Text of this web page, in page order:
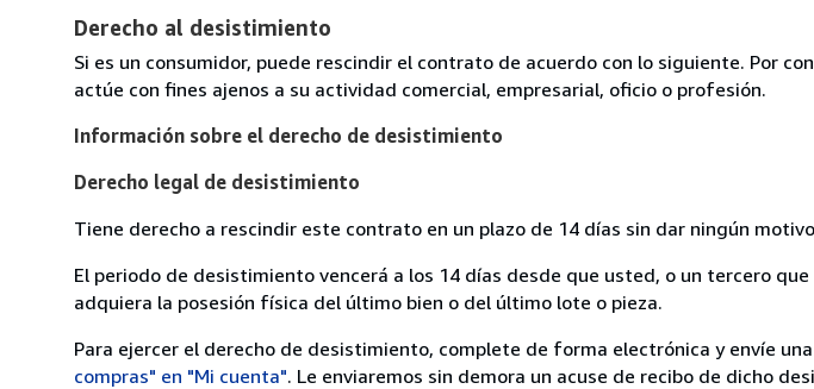
Derecho al desistimiento
Si es un consumidor, puede rescindir el contrato de acuerdo con lo siguiente. Por
actúe con fines ajenos a su actividad comercial, empresarial, oficio o profesión.
Información sobre el derecho de desistimiento
Derecho legal de desistimiento
Tiene derecho a rescindir este contrato en un plazo de 14 días sin dar ningún
El periodo de desistimiento vencerá a los 14 días desde que usted, o un tercero
adquiera la posesión física del último bien o del último lote o pieza.
Para ejercer el derecho de desistimiento, complete de forma electrónica y envíe
compras" en "Mi cuenta". Le enviaremos sin demora un acuse de recibo de dicho